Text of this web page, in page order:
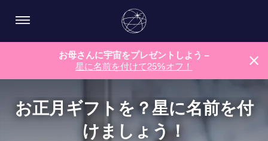
お母さんに宇宙をプレゼントしよう –
星に名前を付けて25%オフ！
お正月ギフトを？星に名前を付
けましょう！